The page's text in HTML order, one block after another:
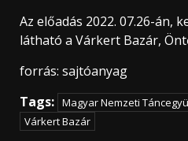
Az előadás 2022. 07.26-án,
látható a Várkert Bazár,
forrás: sajtóanyag
Tags: Magyar Nemzeti
Várkert Bazár